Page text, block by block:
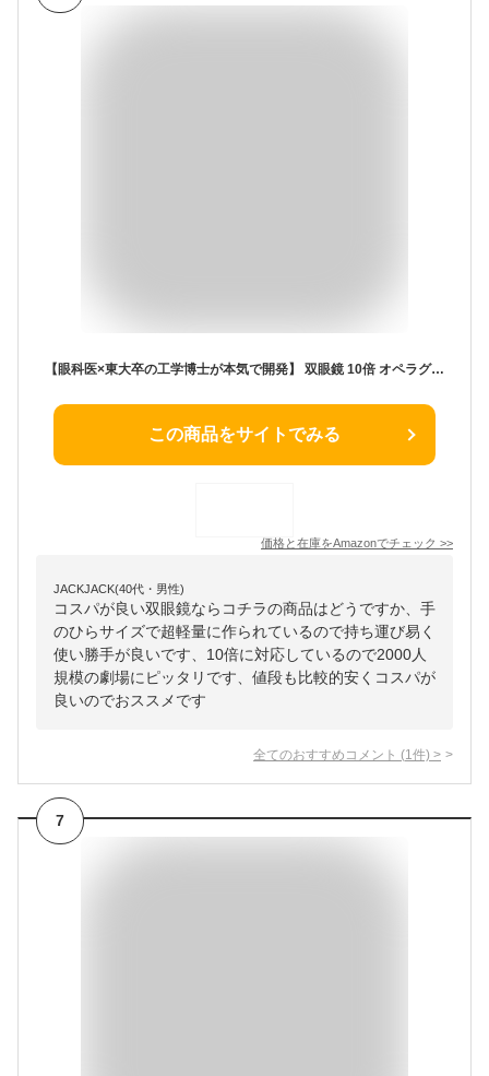
【眼科医×東大卒の工学博士が本気で開発】 双眼鏡 10倍 オペラグラス 超軽量140g 【日本ブランド】 IPX3防水 ライブ用/コンサート/スポーツ観戦用 10×22 Ruxis® (ホワイト)
この商品をサイトでみる
価格と在庫をAmazonでチェック >>
JACKJACK(40代・男性)
コスパが良い双眼鏡ならコチラの商品はどうですか、手
のひらサイズで超軽量に作られているので持ち運び易く
使い勝手が良いです、10倍に対応しているので2000人
規模の劇場にピッタリです、値段も比較的安くコスパが
良いのでおススメです
全てのおすすめコメント (1 件) >
7